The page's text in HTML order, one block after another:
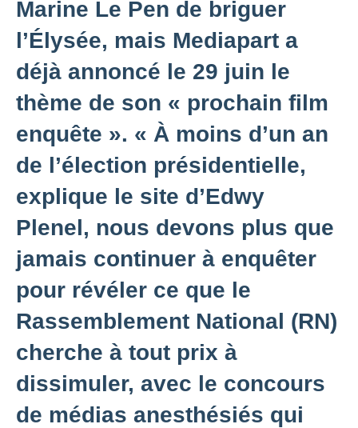
Marine Le Pen de briguer
l’Élysée, mais Mediapart a
déjà annoncé le 29 juin le
thème de son « prochain film
enquête ». « À moins d’un an
de l’élection présidentielle,
explique le site d’Edwy
Plenel, nous devons plus que
jamais continuer à enquêter
pour révéler ce que le
Rassemblement National (RN)
cherche à tout prix à
dissimuler, avec le concours
de médias anesthésiés qui